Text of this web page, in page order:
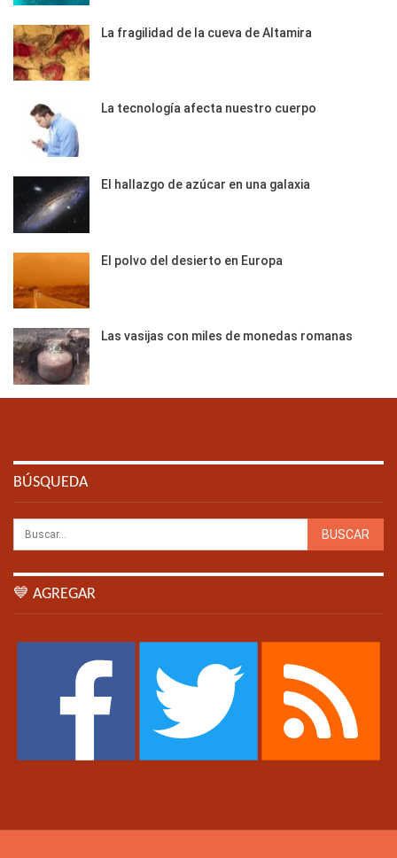
La fragilidad de la cueva de Altamira
La tecnología afecta nuestro cuerpo
El hallazgo de azúcar en una galaxia
El polvo del desierto en Europa
Las vasijas con miles de monedas romanas
BÚSQUEDA
💙 AGREGAR